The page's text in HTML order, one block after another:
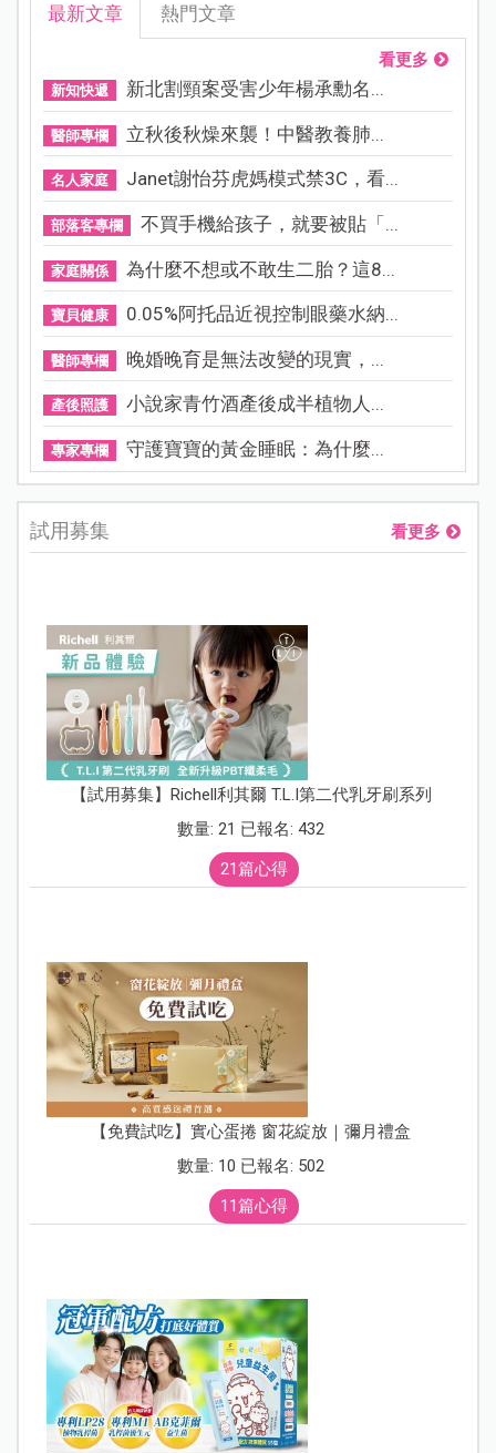
最新文章 熱門文章
看更多
新知快遞 新北割頸案受害少年楊承勳名...
醫師專欄 立秋後秋燥來襲！中醫教養肺...
名人家庭 Janet謝怡芬虎媽模式禁3C，看...
部落客專欄 不買手機給孩子，就要被貼「...
家庭關係 為什麼不想或不敢生二胎？這8...
寶貝健康 0.05%阿托品近視控制眼藥水納...
醫師專欄 晚婚晚育是無法改變的現實，...
產後照護 小說家青竹酒產後成半植物人...
專家專欄 守護寶寶的黃金睡眠：為什麼...
試用募集 看更多
【試用募集】Richell利其爾 T.L.I第二代乳牙刷系列
數量: 21 已報名: 432
21篇心得
【免費試吃】實心蛋捲 窗花綻放｜彌月禮盒
數量: 10 已報名: 502
11篇心得